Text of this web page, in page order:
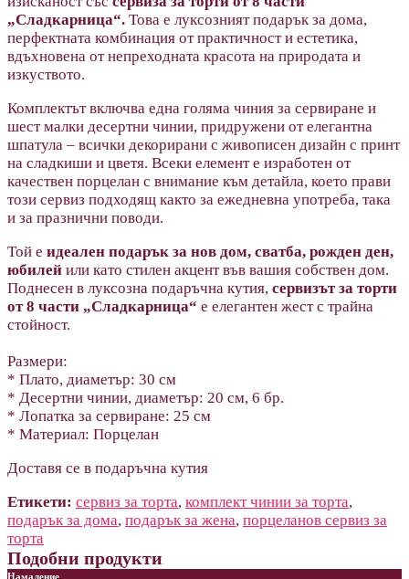
„Сладкарница“. Това е луксозният подарък за дома,
перфектната комбинация от практичност и естетика,
вдъхновена от непреходната красота на природата и
изкуството.
Комплектът включва една голяма чиния за сервиране и
шест малки десертни чинии, придружени от елегантна
шпатула – всички декорирани с живописен дизайн с принт
на сладкиши и цветя. Всеки елемент е изработен от
качествен порцелан с внимание към детайла, което прави
този сервиз подходящ както за ежедневна употреба, така
и за празнични поводи.
Той е идеален подарък за нов дом, сватба, рожден ден,
юбилей или като стилен акцент във вашия собствен дом.
Поднесен в луксозна подаръчна кутия, сервизът за торти
от 8 части „Сладкарница“ е елегантен жест с трайна
стойност.
Размери:
* Плато, диаметър: 30 см
* Десертни чинии, диаметър: 20 см, 6 бр.
* Лопатка за сервиране: 25 см
* Материал: Порцелан
Доставя се в подаръчна кутия
Етикети: сервиз за торта, комплект чинии за торта,
подарък за дома, подарък за жена, порцеланов сервиз за
торта
Подобни продукти
Намаление